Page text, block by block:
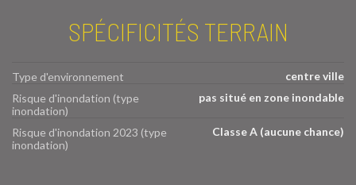
SPÉCIFICITÉS TERRAIN
Type d'environnement
centre ville
Risque d'inondation (type
inondation)
pas situé en zone inondable
Risque d'inondation 2023 (type
inondation)
Classe A (aucune chance)